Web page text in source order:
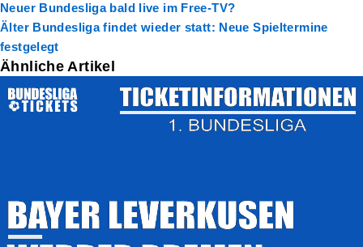
Neuer Bundesliga bald live im Free-TV?
Älter Bundesliga findet wieder statt: Neue Spieltermine
festgelegt
Ähnliche Artikel